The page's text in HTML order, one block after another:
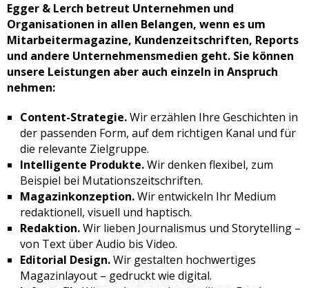
Egger & Lerch betreut Unternehmen und
Organisationen in allen Belangen, wenn es um
Mitarbeitermagazine, Kundenzeitschriften, Reports
und andere Unternehmensmedien geht. Sie können
unsere Leistungen aber auch einzeln in Anspruch
nehmen:
Content-Strategie.Wir erzählen Ihre Geschichten in
der passenden Form, auf dem richtigen Kanal und für
die relevante Zielgruppe.
Intelligente Produkte.Wir denken flexibel, zum
Beispiel bei Mutationszeitschriften.
Magazinkonzeption.Wir entwickeln Ihr Medium
redaktionell, visuell und haptisch.
Redaktion.Wir lieben Journalismus und Storytelling –
von Text über Audio bis Video.
Editorial Design.Wir gestalten hochwertiges
Magazinlayout – gedruckt wie digital.